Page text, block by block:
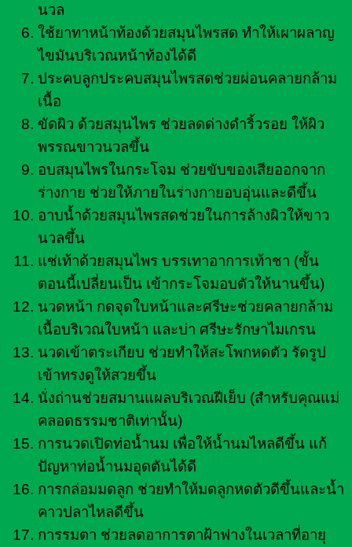
นวล
ใช้ยาทาหน้าท้องด้วยสมุนไพรสด ทำให้เผาผลาญ
ไขมันบริเวณหน้าท้องได้ดี
ประคบลูกประคบสมุนไพรสดช่วยผ่อนคลายกล้าม
เนื้อ
ขัดผิว ด้วยสมุนไพร ช่วยลดด่างดำริ้วรอย ให้ผิว
พรรณขาวนวลขึ้น
อบสมุนไพรในกระโจม ช่วยขับของเสียออกจาก
ร่างกาย ช่วยให้ภายในร่างกายอบอุ่นและดีขึ้น
อาบน้ำด้วยสมุนไพรสดช่วยในการล้างผิวให้ขาว
นวลขึ้น
แช่เท้าด้วยสมุนไพร บรรเทาอาการเท้าชา (ขั้น
ตอนนี้เปลี่ยนเป็น เข้ากระโจมอบตัวให้นานขึ้น)
นวดหน้า กดจุดใบหน้าและศรีษะช่วยคลายกล้าม
เนื้อบริเวณใบหน้า และบ่า ศรีษะรักษาไมเกรน
นวดเข้าตระเกียบ ช่วยทำให้สะโพกหดตัว รัดรูป
เข้าทรงดูให้สวยขึ้น
นั่งถ่านช่วยสมานแผลบริเวณฝีเย็บ (สำหรับคุณแม่
คลอดธรรมชาติเท่านั้น)
การนวดเปิดท่อน้ำนม เพื่อให้น้ำนมไหลดีขึ้น แก้
ปัญหาท่อน้ำนมอุดตันได้ดี
การกล่อมมดลูก ช่วยทำให้มดลูกหดตัวดีขึ้นและน้ำ
คาวปลาไหลดีขึ้น
การรมตา ช่วยลดอาการตาฝ้าฟางในเวลาที่อายุ